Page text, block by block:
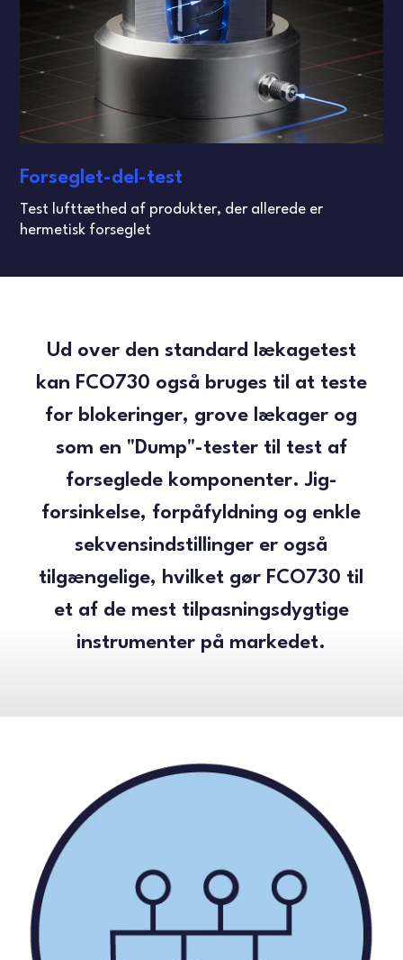
Forseglet-del-test
Test lufttæthed af produkter, der allerede er
hermetisk forseglet
Ud over den standard lækagetest
kan FCO730 også bruges til at teste
for blokeringer, grove lækager og
som en "Dump"-tester til test af
forseglede komponenter. Jig-
forsinkelse, forpåfyldning og enkle
sekvensindstillinger er også
tilgængelige, hvilket gør FCO730 til
et af de mest tilpasningsdygtige
instrumenter på markedet.